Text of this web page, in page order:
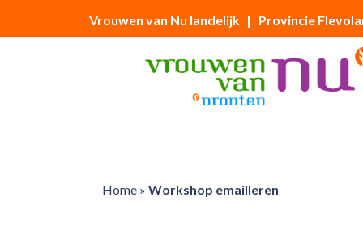
Vrouwen van Nu landelijk | Provincie
Home» Workshop emailleren